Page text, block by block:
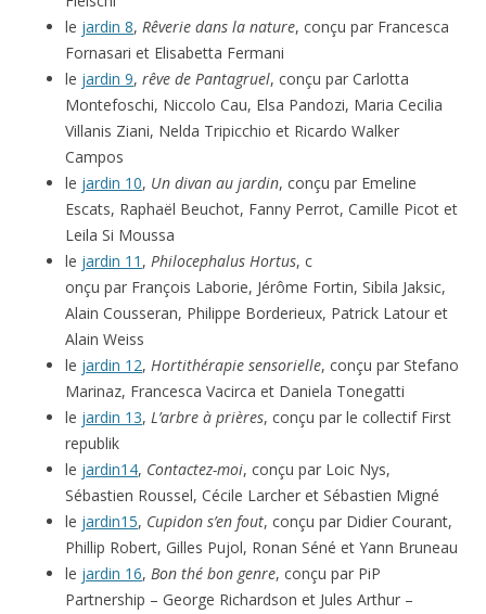
le jardin 8, Rêverie dans la nature, conçu par Francesca
Fornasari et Elisabetta Fermani
le jardin 9, rêve de Pantagruel, conçu par Carlotta
Montefoschi, Niccolo Cau, Elsa Pandozi, Maria Cecilia
Villanis Ziani, Nelda Tripicchio et Ricardo Walker
Campos
le jardin 10, Un divan au jardin, conçu par Emeline
Escats, Raphaël Beuchot, Fanny Perrot, Camille Picot et
Leila Si Moussa
le jardin 11 , Philocephalus Hortus, c
onçu par François Laborie, Jérôme Fortin, Sibila Jaksic,
Alain Cousseran, Philippe Borderieux, Patrick Latour et
Alain Weiss
le jardin 12, Hortithérapie sensorielle, conçu par Stefano
Marinaz, Francesca Vacirca et Daniela Tonegatti
le jardin 13, L’arbre à prières, conçu par le collectif First
republik
le jardin14, Contactez-moi, conçu par Loic Nys,
Sébastien Roussel, Cécile Larcher et Sébastien Migné
le jardin15, Cupidon s’en fout, conçu par Didier Courant,
Phillip Robert, Gilles Pujol, Ronan Séné et Yann Bruneau
le jardin 16, Bon thé bon genre, conçu par PiP
Partnership – George Richardson et Jules Arthur –